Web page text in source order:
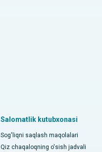
Salomatlik kutubxonasi
Sog'liqni saqlash maqolalari
Qiz chaqaloqning o'sish jadvali